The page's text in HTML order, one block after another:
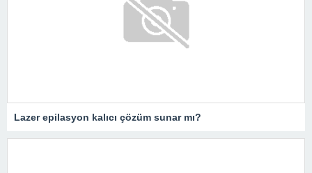
Lazer epilasyon kalıcı çözüm sunar mı?